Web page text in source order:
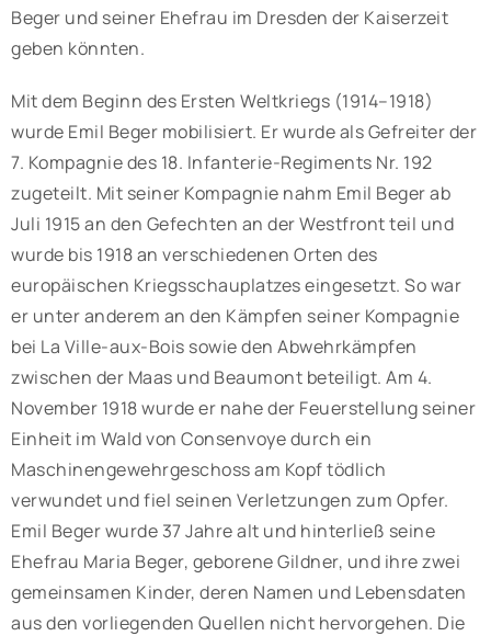
Beger und seiner Ehefrau im Dresden der Kaiserzeit
geben könnten.
Mit dem Beginn des Ersten Weltkriegs (1914–1918)
wurde Emil Beger mobilisiert. Er wurde als Gefreiter der
7. Kompagnie des 18. Infanterie-Regiments Nr. 192
zugeteilt. Mit seiner Kompagnie nahm Emil Beger ab
Juli 1915 an den Gefechten an der Westfront teil und
wurde bis 1918 an verschiedenen Orten des
europäischen Kriegsschauplatzes eingesetzt. So war
er unter anderem an den Kämpfen seiner Kompagnie
bei La Ville-aux-Bois sowie den Abwehrkämpfen
zwischen der Maas und Beaumont beteiligt. Am 4.
November 1918 wurde er nahe der Feuerstellung seiner
Einheit im Wald von Consenvoye durch ein
Maschinengewehrgeschoss am Kopf tödlich
verwundet und fiel seinen Verletzungen zum Opfer.
Emil Beger wurde 37 Jahre alt und hinterließ seine
Ehefrau Maria Beger, geborene Gildner, und ihre zwei
gemeinsamen Kinder, deren Namen und Lebensdaten
aus den vorliegenden Quellen nicht hervorgehen. Die